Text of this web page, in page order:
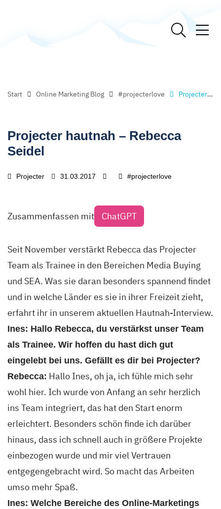
Start Online Marketing Blog #projecterlove Projecter hautnah – Rebecca Seidel
Projecter hautnah – Rebecca
Seidel
Projecter 31.03.2017 #projecterlove
Zusammenfassen mit ChatGPT
Seit November verstärkt Rebecca das Projecter
Team als Trainee in den Bereichen Media Buying
und SEA. Was sie daran besonders spannend findet
und in welche Länder es sie in ihrer Freizeit zieht,
erfahrt ihr in unserem aktuellen Hautnah-Interview.
Ines: Hallo Rebecca, du verstärkst unser Team
als Trainee. Wir hoffen du hast dich gut
eingelebt bei uns. Gefällt es dir bei Projecter?
Rebecca: Hallo Ines, oh ja, ich fühle mich sehr
wohl hier. Ich wurde von Anfang an sehr herzlich
ins Team integriert, das hat den Start enorm
erleichtert. Besonders schön finde ich darüber
hinaus, dass ich schnell auch in größere Projekte
einbezogen wurde und mir viel Vertrauen
entgegengebracht wird. So macht das Arbeiten
umso mehr Spaß.
Ines: Welche Bereiche des Online-Marketings